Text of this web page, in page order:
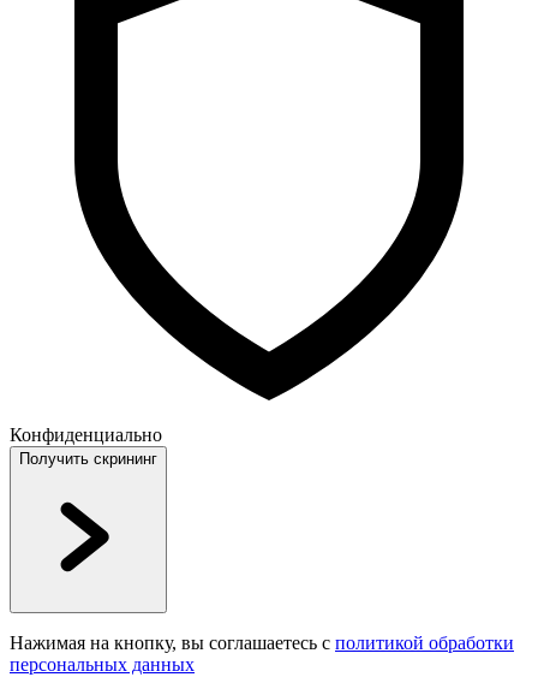
Конфиденциально
Получить скрининг
Нажимая на кнопку, вы соглашаетесь с политикой обработки
персональных данных